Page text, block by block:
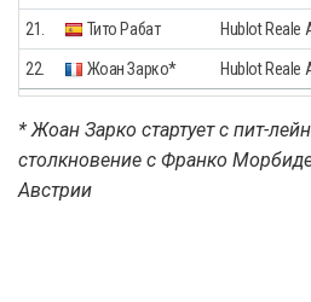
21. Тито Рабат Hublot Reale
22. Жоан Зарко* Hublot Reale
* Жоан Зарко стартует с пит-
столкновение с Франко
Австрии